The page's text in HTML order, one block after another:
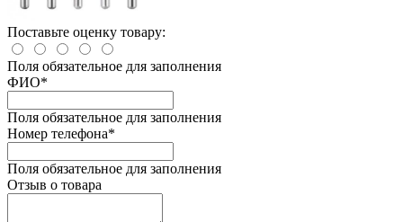
Поставьте оценку товару:
Поля обязательное для заполнения
ФИО*
Поля обязательное для заполнения
Номер телефона*
Поля обязательное для заполнения
Отзыв о товара